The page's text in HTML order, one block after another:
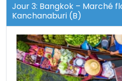
Jour 3: Bangkok – Marché flottant -
Kanchanaburi (B)